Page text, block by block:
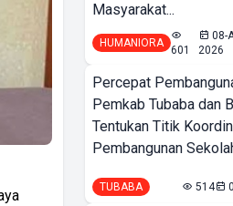
Masyarakat...
HUMANIORA
601
08-
2026
Percepat
Pemkab Tubaba dan
Tentukan Titik
Pembangunan
TUBABA 514